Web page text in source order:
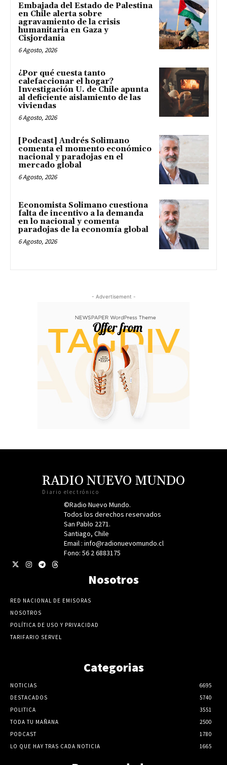
Embajada del Estado de Palestina
en Chile alerta sobre
agravamiento de la crisis
humanitaria en Gaza y
Cisjordania
6 Agosto, 2026
¿Por qué cuesta tanto
calefaccionar el hogar?
Investigación U. de Chile apunta
al deficiente aislamiento de las
viviendas
6 Agosto, 2026
[Podcast] Andrés Solimano
comenta el momento económico
nacional y paradojas en el
mercado global
6 Agosto, 2026
Economista Solimano cuestiona
falta de incentivo a la demanda
en lo nacional y comenta
paradojas de la economía global
6 Agosto, 2026
- Advertisement -
RADIO NUEVO MUNDO
Diario electrónico
©Radio Nuevo Mundo.
Todos los derechos reservados
San Pablo 2271.
Santiago, Chile
Email : info@radionuevomundo.cl
Fono: 56 2 6883175
Nosotros
RED NACIONAL DE EMISORAS
NOSOTROS
POLÍTICA DE USO Y PRIVACIDAD
TARIFARIO SERVEL
Categorias
NOTICIAS
6695
DESTACADOS
5740
POLITICA
3551
TODA TU MAÑANA
2500
PODCAST
1780
LO QUE HAY TRAS CADA NOTICIA
1665